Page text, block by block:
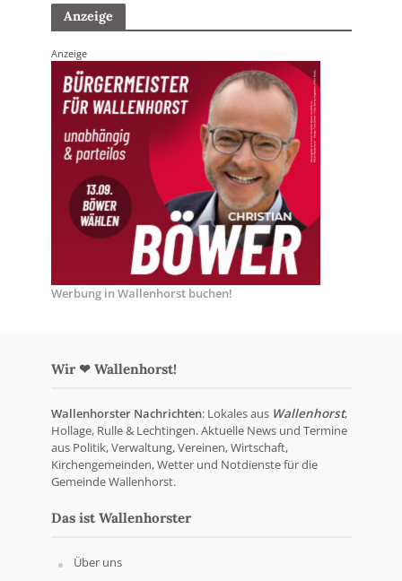
Anzeige
Anzeige
Werbung in Wallenhorst buchen!
Wir ❤ Wallenhorst!
Wallenhorster Nachrichten: Lokales aus Wallenhorst,
Hollage, Rulle & Lechtingen. Aktuelle News und Termine
aus Politik, Verwaltung, Vereinen, Wirtschaft,
Kirchengemeinden, Wetter und Notdienste für die
Gemeinde Wallenhorst.
Das ist Wallenhorster
Über uns